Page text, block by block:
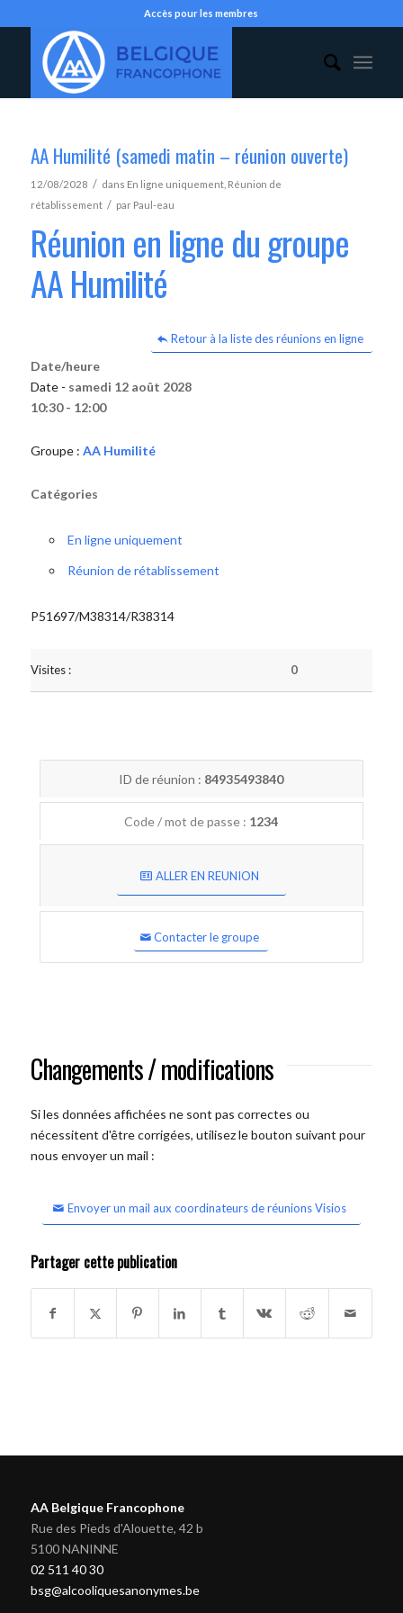
Accès pour les membres
AA Humilité (samedi matin – réunion ouverte)
12/08/2028 / dans En ligne uniquement, Réunion de
rétablissement / par Paul-eau
Réunion en ligne du groupe
AA Humilité
Retour à la liste des réunions en ligne
Date/heure
Date - samedi 12 août 2028
10:30 - 12:00
Groupe : AA Humilité
Catégories
En ligne uniquement
Réunion de rétablissement
P51697/M38314/R38314
Visites : 0
ID de réunion : 84935493840
Code / mot de passe : 1234
ALLER EN REUNION
Contacter le groupe
Changements / modifications
Si les données affichées ne sont pas correctes ou
nécessitent d'être corrigées, utilisez le bouton suivant pour
nous envoyer un mail :
Envoyer un mail aux coordinateurs de réunions Visios
Partager cette publication
AA Belgique Francophone
Rue des Pieds d'Alouette, 42 b
5100 NANINNE
02 511 40 30
bsg@alcooliquesanonymes.be